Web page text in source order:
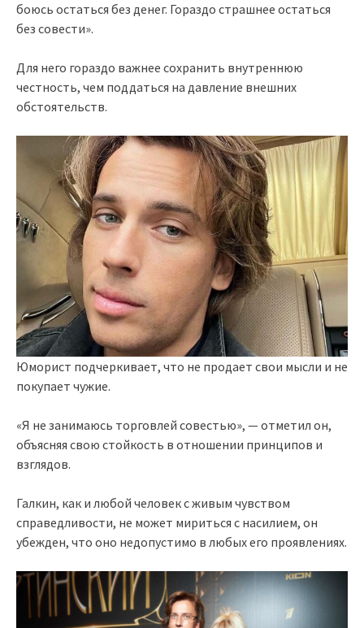
боюсь остаться без денег. Гораздо страшнее остаться
без совести».
Для него гораздо важнее сохранить внутреннюю
честность, чем поддаться на давление внешних
обстоятельств.
Юморист подчеркивает, что не продает свои мысли и не
покупает чужие.
«Я не занимаюсь торговлей совестью», — отметил он,
объясняя свою стойкость в отношении принципов и
взглядов.
Галкин, как и любой человек с живым чувством
справедливости, не может мириться с насилием, он
убежден, что оно недопустимо в любых его проявлениях.